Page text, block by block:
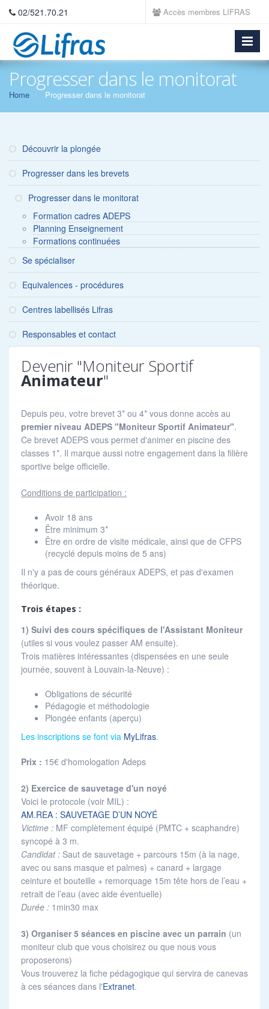
02/521.70.21 Accès membres LIFRAS
Progresser dans le monitorat
Home Progresser dans le monitorat
Découvrir la plongée
Progresser dans les brevets
Progresser dans le monitorat
Formation cadres ADEPS
Planning Enseignement
Formations continuées
Se spécialiser
Equivalences - procédures
Centres labellisés Lifras
Responsables et contact
Devenir "Moniteur Sportif
Animateur"
Depuis peu, votre brevet 3* ou 4* vous donne accès au
premier niveau ADEPS "Moniteur Sportif Animateur".
Ce brevet ADEPS vous permet d'animer en piscine des
classes 1*. Il marque aussi notre engagement dans la filière
sportive belge officielle.
Conditions de participation :
Avoir 18 ans
Être minimum 3*
Être en ordre de visite médicale, ainsi que de CFPS
(recyclé depuis moins de 5 ans)
Il n'y a pas de cours généraux ADEPS, et pas d'examen
théorique.
Trois étapes :
1) Suivi des cours spécifiques de l'Assistant Moniteur
(utiles si vous voulez passer AM ensuite).
Trois matières intéressantes (dispensées en une seule
journée, souvent à Louvain-la-Neuve) :
Obligations de sécurité
Pédagogie et méthodologie
Plongée enfants (aperçu)
Les inscriptions se font via MyLifras.
Prix : 15€ d'homologation Adeps
2) Exercice de sauvetage d'un noyé
Voici le protocole (voir MIL) :
AM.REA : SAUVETAGE D’UN NOYÉ
Victime : MF complètement équipé (PMTC + scaphandre)
syncopé à 3 m.
Candidat : Saut de sauvetage + parcours 15m (à la nage,
avec ou sans masque et palmes) + canard + largage
ceinture et bouteille + remorquage 15m tête hors de l’eau +
retrait de l’eau (avec aide éventuelle)
Durée : 1min30 max
3) Organiser 5 séances en piscine avec un parrain (un
moniteur club que vous choisirez ou que nous vous
proposerons)
Vous trouverez la fiche pédagogique qui servira de canevas
à ces séances dans l'Extranet.